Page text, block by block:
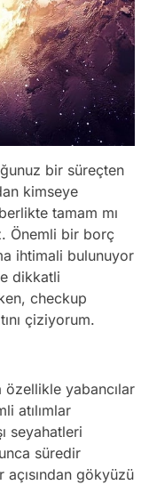
bir süreçten
kimseye
tamam mı
Önemli bir borç
ihtimali bulunuyor
dikkatli
checkup
çiziyorum.
özellikle yabancılar
atılımlar
seyahatleri
süredir
gökyüzü